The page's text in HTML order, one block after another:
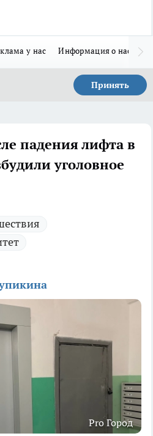
у нас Информация о нас
Принять
падения лифта в
уголовное
Pro Город